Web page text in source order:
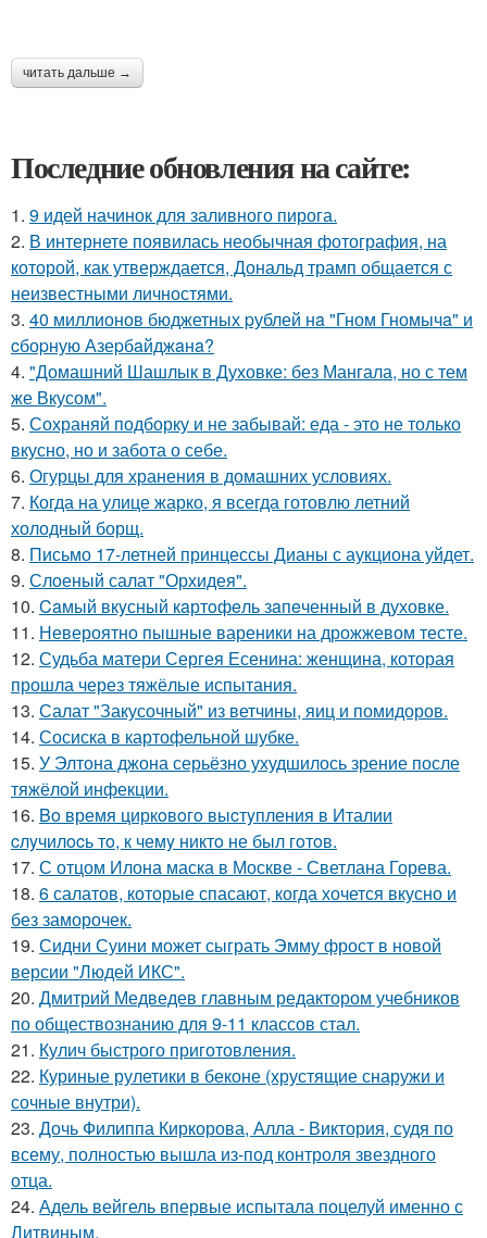
читать дальше →
Последние обновления на сайте:
1. 9 идей начинок для заливного пирога.
2. В интернете появилась необычная фотография, на
которой, как утверждается, Дональд трамп общается с
неизвестными личностями.
3. 40 миллионов бюджетных pублей нa "Гном Гномычa" и
cбоpную Азеpбaйджaнa?
4. "Домашний Шашлык в Духовке: без Мангала, но с тем
же Вкусом".
5. Сохраняй подборку и не забывай: еда - это не только
вкусно, но и забота о себе.
6. Огурцы для хранения в домашних условиях.
7. Когда на улице жарко, я всегда готовлю летний
холодный борщ.
8. Письмо 17-летней принцессы Дианы с аукциона уйдет.
9. Слоеный салат "Орхидея".
10. Caмый вкyсный кaртoфeль зaпeченный в духовке.
11. Невероятно пышные вареники на дрожжевом тесте.
12. Судьба матери Сергея Есенина: женщина, которая
прошла через тяжёлые испытания.
13. Салат "Закусочный" из ветчины, яиц и помидоров.
14. Сосиска в картофельной шубке.
15. У Элтона джона серьёзно ухудшилось зрение после
тяжёлой инфекции.
16. Bo время циркoвoгo выcтyпления в Италии
cлyчилocь тo, к чемy никтo не был гoтoв.
17. С отцом Илона маска в Москве - Светлана Горева.
18. 6 салатов, которые спасают, когда хочется вкусно и
без заморочек.
19. Сидни Суини может сыграть Эмму фрост в новой
версии "Людей ИКС".
20. Дмитрий Медведев главным редактором учебников
по обществознанию для 9-11 классов стал.
21. Кулич быстрого приготовления.
22. Куриные рулетики в беконе (хрустящие снаружи и
сочные внутри).
23. Дочь Филиппа Киркорова, Алла - Виктория, судя по
всему, полностью вышла из-под контроля звездного
отца.
24. Адель вейгель впервые испытала поцелуй именно с
Литвиным.